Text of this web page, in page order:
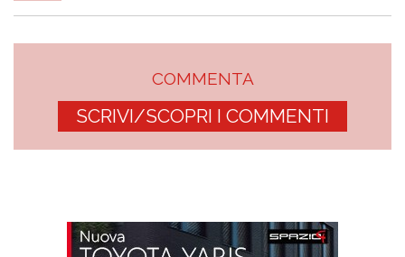
COMMENTA
SCRIVI/SCOPRI I COMMENTI